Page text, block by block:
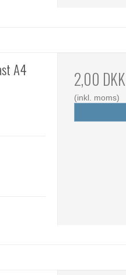
A4
2,00 DKK
(inkl. moms)